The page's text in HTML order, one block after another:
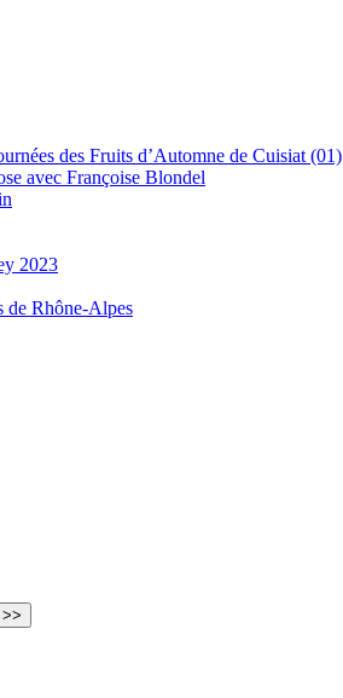
des Fruits d’Automne de Cuisiat (01)
avec Françoise Blondel
2023
de Rhône-Alpes